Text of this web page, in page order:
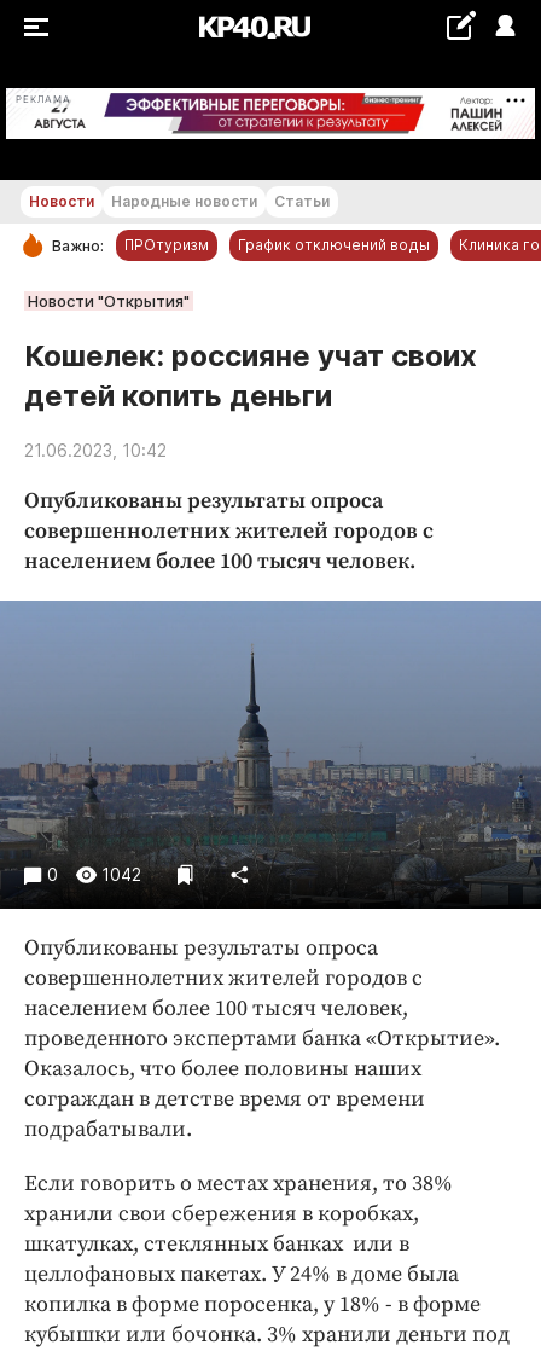
РЕКЛАМА +21...+22 °С
РУБРИКИ
Новости компаний
Статьи
Народные новости
Благоустройство
Криминал
Праздники
Происшествия
Спорт
Экономика и бизнес
Блоги
Издания
Медиаперсона
Интересное чтиво
Клиника года
Работодатель года
Новости Народные новости Статьи
Важно: ПРОтуризм График отключений воды Клиника
Новости "Открытия"
Кошелек: россияне учат своих
детей копить деньги
21.06.2023, 10:42
Опубликованы результаты опроса
совершеннолетних жителей городов с
населением более 100 тысяч человек.
0 1042
Опубликованы результаты опроса
совершеннолетних жителей городов с
населением более 100 тысяч человек,
проведенного экспертами банка «Открытие».
Оказалось, что более половины наших
сограждан в детстве время от времени
подрабатывали.
Если говорить о местах хранения, то 38%
хранили свои сбережения в коробках,
шкатулках, стеклянных банках или в
целлофановых пакетах. У 24% в доме была
копилка в форме поросенка, у 18% - в форме
кубышки или бочонка. 3% хранили деньги под